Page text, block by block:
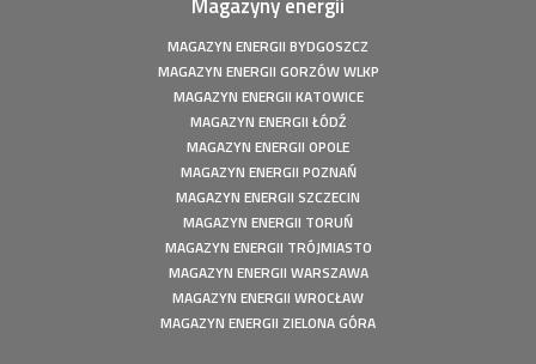
Fotowoltaika z magazynem energii - Gorzów Śląski -
Instalacja fotowoltaiczna o mocy: 20,16 kWp
Fotowoltaika Czersk Koszaliński- Instalacja fotowoltaiczna
Fotowoltaika z magazynem energii - Szczecin - Instalacja
fotowoltaiczna o mocy: 6,1 kWp
Fotowoltaika z magazynem energii - Wołuszewo -
Instalacja fotowoltaiczna o mocy: 9,81 kWp
Fotowoltaika Gorzów Śląski - Instalacja fotowoltaiczna o
mocy: 5,28 kWp
Fotowoltaika z magazynem energii - Borek - Instalacja
fotowoltaiczna o mocy: 7,77 kWp
MAGAZYN ENERGII BYDGOSZCZ
MAGAZYN ENERGII GORZÓW WLKP
MAGAZYN ENERGII KATOWICE
MAGAZYN ENERGII ŁÓDŹ
MAGAZYN ENERGII OPOLE
MAGAZYN ENERGII POZNAŃ
MAGAZYN ENERGII SZCZECIN
MAGAZYN ENERGII TORUŃ
MAGAZYN ENERGII TRÓJMIASTO
MAGAZYN ENERGII WARSZAWA
MAGAZYN ENERGII WROCŁAW
MAGAZYN ENERGII ZIELONA GÓRA